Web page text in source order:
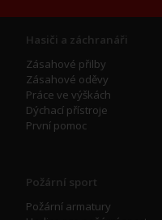
Hasiči a záchranáři
Zásahové přilby
Zásahové oděvy
Práce ve výškách
Dýchací přístroje
První pomoc
Požární sport
Požární armatury